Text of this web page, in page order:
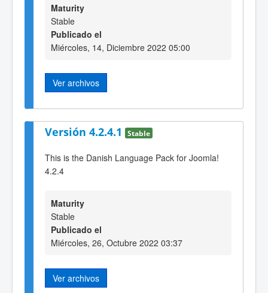
Maturity
Stable
Publicado el
Miércoles, 14, Diciembre 2022 05:00
Ver archivos
Versión 4.2.4.1 Stable
This is the Danish Language Pack for Joomla!
4.2.4
Maturity
Stable
Publicado el
Miércoles, 26, Octubre 2022 03:37
Ver archivos